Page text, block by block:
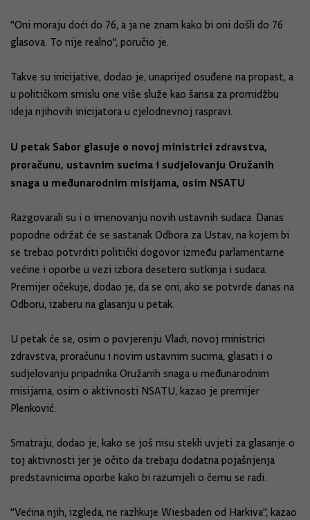
"Oni moraju doći do 76, a ja ne znam kako bi oni došli do 76
glasova. To nije realno", poručio je.
Takve su inicijative, dodao je, unaprijed osuđene na propast, a
u političkom smislu one više služe kao šansa za promidžbu
ideja njihovih inicijatora u cjelodnevnoj raspravi.
U petak Sabor glasuje o novoj ministrici zdravstva,
proračunu, ustavnim sucima i sudjelovanju Oružanih
snaga u međunarodnim misijama, osim NSATU
Razgovarali su i o imenovanju novih ustavnih sudaca. Danas
popodne održat će se sastanak Odbora za Ustav, na kojem bi
se trebao potvrditi politički dogovor između parlamentarne
većine i oporbe u vezi izbora desetero sutkinja i sudaca.
Premijer očekuje, dodao je, da se oni, ako se potvrde danas na
Odboru, izaberu na glasanju u petak.
U petak će se, osim o povjerenju Vladi, novoj ministrici
zdravstva, proračunu i novim ustavnim sucima, glasati i o
sudjelovanju pripadnika Oružanih snaga u međunarodnim
misijama, osim o aktivnosti NSATU, kazao je premijer
Plenković.
Smatraju, dodao je, kako se još nisu stekli uvjeti za glasanje o
toj aktivnosti jer je očito da trebaju dodatna pojašnjenja
predstavnicima oporbe kako bi razumjeli o čemu se radi.
"Većina njih, izgleda, ne razlikuje Wiesbaden od Harkiva", kazao